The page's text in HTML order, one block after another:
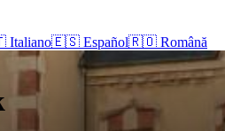
🇪🇸 Español🇷🇴 Română